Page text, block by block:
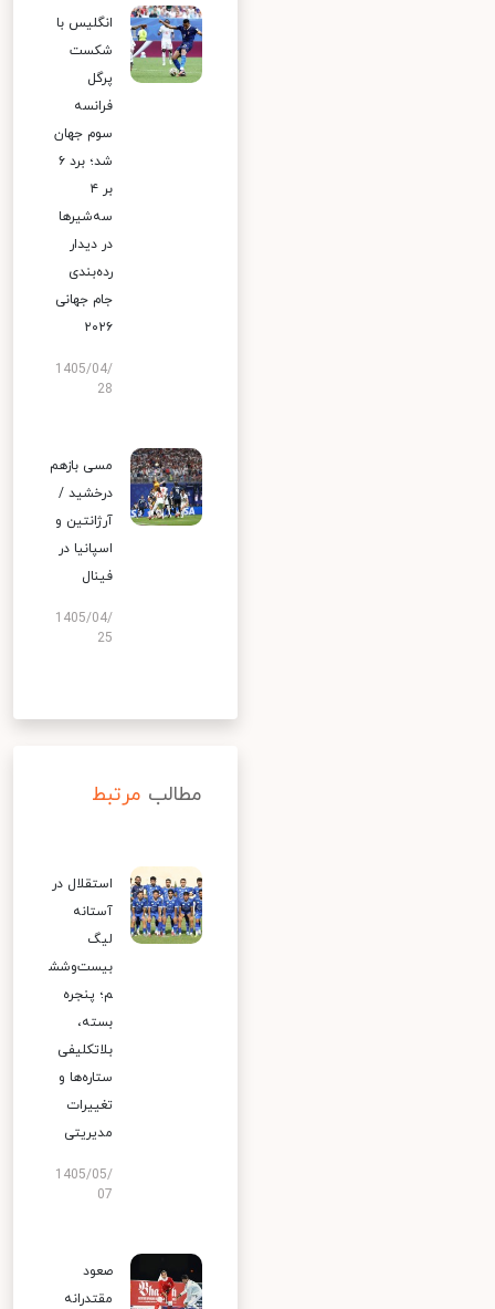
انگلیس با
شکست
پرگل
فرانسه
سوم جهان
شد؛ برد ۶
بر ۴
سه‌شیرها
در دیدار
رده‌بندی
جام جهانی
۲۰۲۶
1405/04/
28
مسی بازهم
درخشید /
آرژانتین و
اسپانیا در
فینال
1405/04/
25
مطالب مرتبط
استقلال در
آستانه
لیگ
بیست‌وشش
م؛ پنجره
بسته،
بلاتکلیفی
ستاره‌ها و
تغییرات
مدیریتی
1405/05/
07
صعود
مقتدرانه